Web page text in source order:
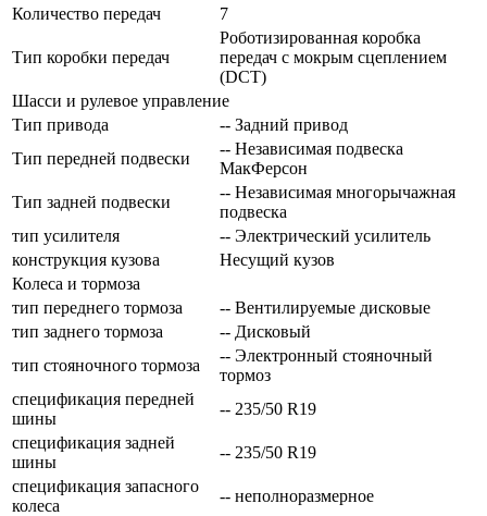
Количество передач
7
Тип коробки передач
Роботизированная коробка
передач с мокрым сцеплением
(DCT)
Шасси и рулевое управление
Тип привода
-- Задний привод
Тип передней подвески
-- Независимая подвеска
МакФерсон
Тип задней подвески
-- Независимая многорычажная
подвеска
тип усилителя
-- Электрический усилитель
конструкция кузова
Несущий кузов
Колеса и тормоза
тип переднего тормоза
-- Вентилируемые дисковые
тип заднего тормоза
-- Дисковый
тип стояночного тормоза
-- Электронный стояночный
тормоз
спецификация передней
шины
-- 235/50 R19
спецификация задней
шины
-- 235/50 R19
спецификация запасного
колеса
-- неполноразмерное